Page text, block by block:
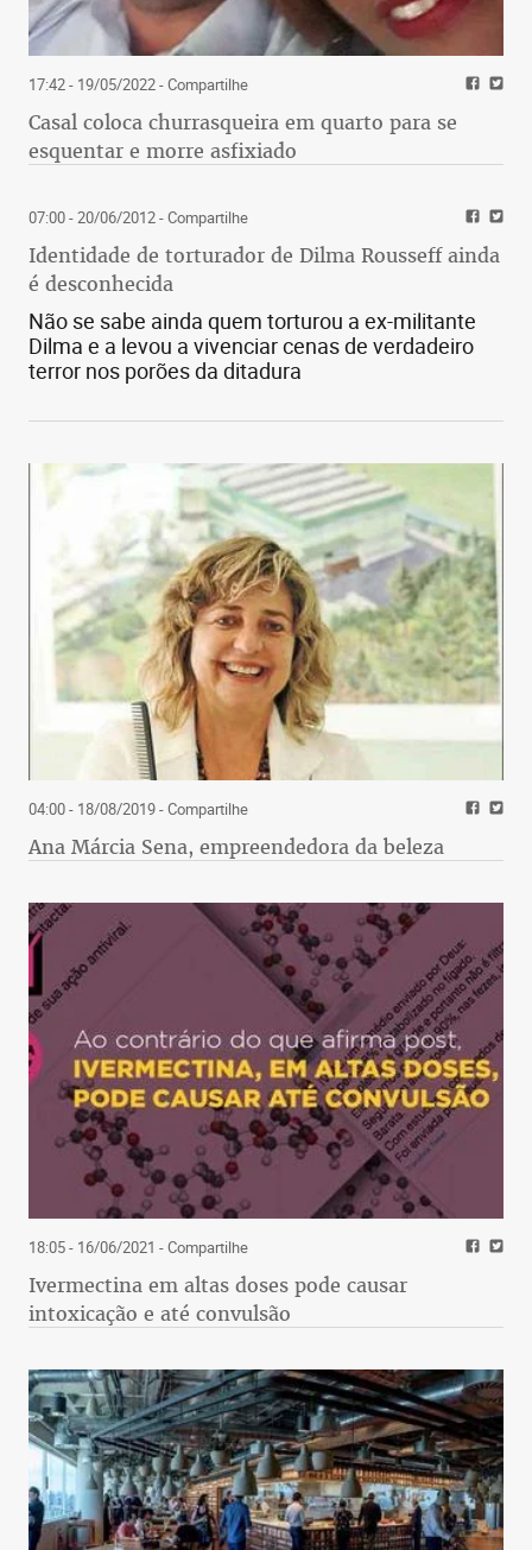
17:42 - 19/05/2022- Compartilhe
Casal coloca churrasqueira em quarto para se
esquentar e morre asfixiado
07:00 - 20/06/2012- Compartilhe
Identidade de torturador de Dilma Rousseff ainda
é desconhecida
Não se sabe ainda quem torturou a ex-militante
Dilma e a levou a vivenciar cenas de verdadeiro
terror nos porões da ditadura
04:00 - 18/08/2019- Compartilhe
Ana Márcia Sena, empreendedora da beleza
18:05 - 16/06/2021 - Compartilhe
Ivermectina em altas doses pode causar
intoxicação e até convulsão